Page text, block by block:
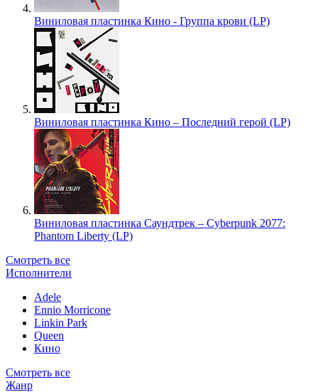
Виниловая пластинка Кино - Группа крови (LP)
Виниловая пластинка Кино – Последний герой (LP)
Виниловая пластинка Саундтрек – Cyberpunk 2077:
Phantom Liberty (LP)
Смотреть все
Исполнители
Adele
Ennio Morricone
Linkin Park
Queen
Кино
Смотреть все
Жанр